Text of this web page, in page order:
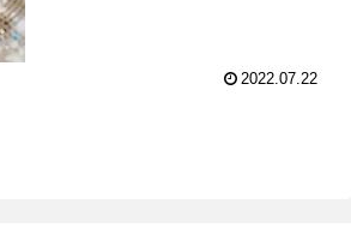
2022.07.22